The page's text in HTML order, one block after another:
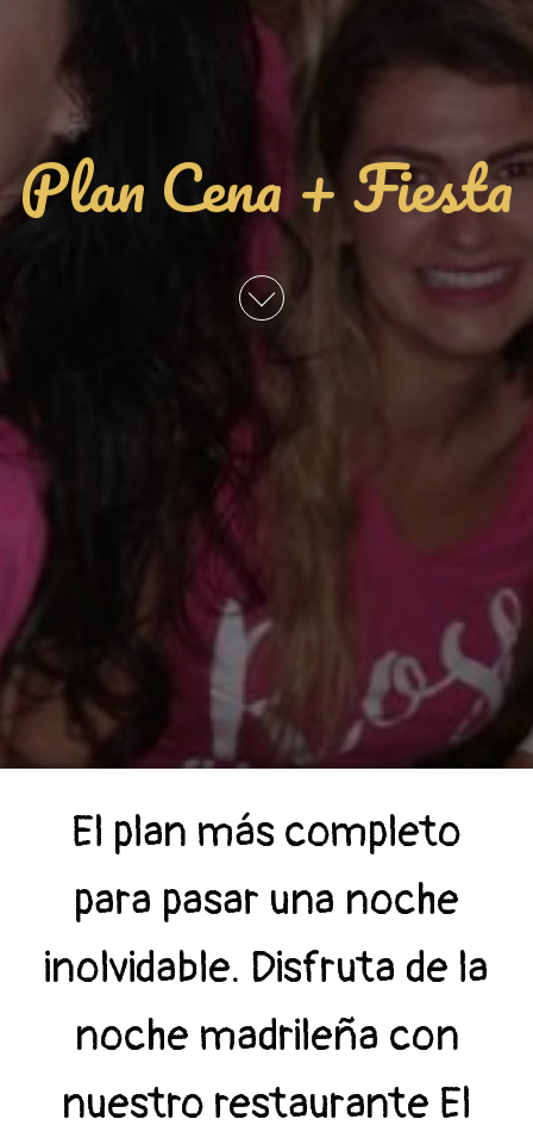
Plan Cena + Fiesta
El plan más completo
para pasar una noche
inolvidable. Disfruta de la
noche madrileña con
nuestro restaurante El